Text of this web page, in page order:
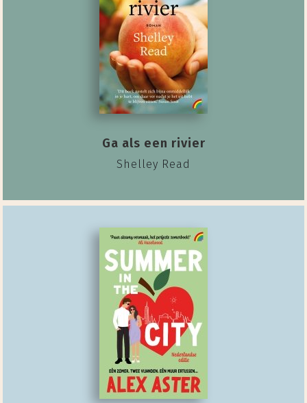
Ga als een rivier
Shelley Read